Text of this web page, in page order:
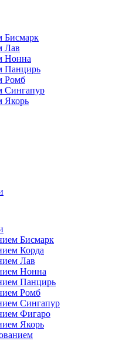
Бисмарк
Лав
Нонна
Панцирь
Ромб
Сингапур
Якорь
Бисмарк
Корда
Лав
Нонна
Панцирь
Ромб
Сингапур
Фигаро
Якорь